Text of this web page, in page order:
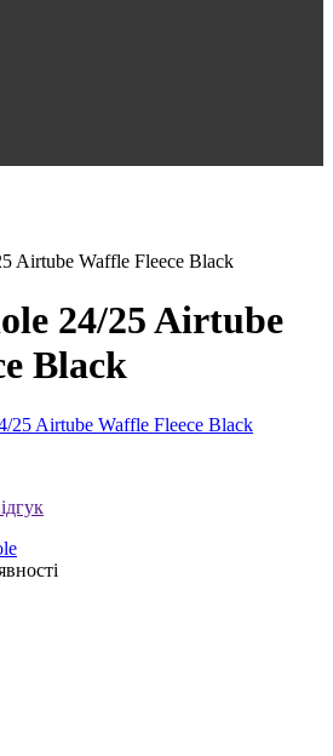
Airtube Waffle Fleece Black
24/25 Airtube
Black